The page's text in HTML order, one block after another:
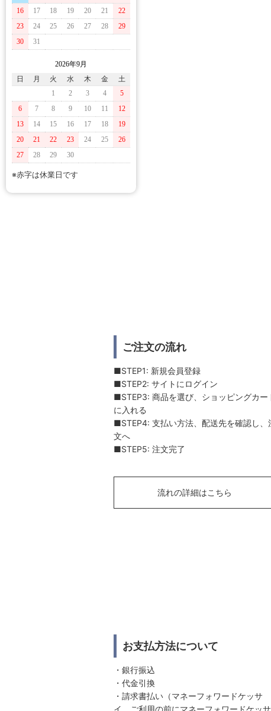
16
17 18 19 20 21
22
23
24 25 26 27 28
29
30
31
2026年9月
日
月 火 水 木 金
土
1
2 3 4
5
6
7 8 9 10 11
12
13
14 15 16 17 18
19
20
21 22 23 24 25
26
27
28 29 30
※赤字は休業日です
ご注文の流れ
■STEP1: 新規会員登録
■STEP2: サイトにログイン
■STEP3: 商品を選び、ショッピングカー
に入れる
■STEP4: 支払い方法、配送先を確認し、
文へ
■STEP5: 注文完了
流れの詳細はこちら
お支払方法について
・銀行振込
・代金引換
・請求書払い（マネーフォワードケッサ
イ。ご利用の前にマネーフォワードケッサ